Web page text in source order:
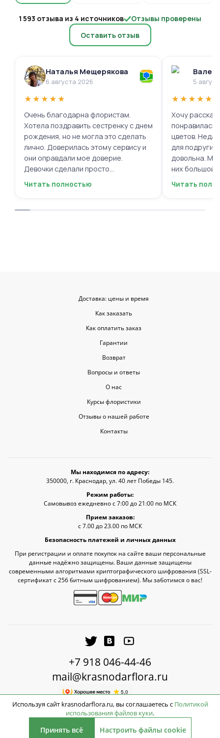
Используя сайт krasnodarflora.ru, вы соглашаетесь с Политикой
использования файлов куки.
Принять всё Настроить файлы cookie
руб.
Нет в наличии
1 593 отзыва из 4 источников
Отзывы проверены
Оставить отзыв
Наталья Мещерякова
6 августа 2026
★★★★★
Очень благодарна флористам.
Хотела поздравить сестренку с днем
рождения, но не могла это сделать
лично. Доверилась этому сервису и
они оправдали мое доверие.
Девочки сделали просто
фантастическую цветочную
для согласования. Все заботливо
Читать полностью
5
★★★★★
Хочу
понравилась
цветов.
для подруги,
довольна.
них большой
композиций,
Читать
Доставка: цены и время
Как заказать
Как оплатить заказ
Гарантии
Возврат
Вопросы и ответы
О нас
Курсы флористики
Отзывы о нашей работе
Контакты
Мы находимся по адресу:
350000, г. Краснодар, ул. 40 лет Победы 145.
Режим работы:
Самовывоз ежедневно с 7:00 до 21:00 по МСК
Прием заказов:
с 7.00 до 23.00 по МСК
Безопасность платежей и личных данных
При регистрации и оплате покупок на сайте ваши персональные
данные надёжно защищены. Ваши данные защищены
современными алгоритмами криптографического шифрования (SSL-
сертификат c 256 битным шифрованием). Мы заботимся о вас!
+7 918 046-44-46
mail@krasnodarflora.ru